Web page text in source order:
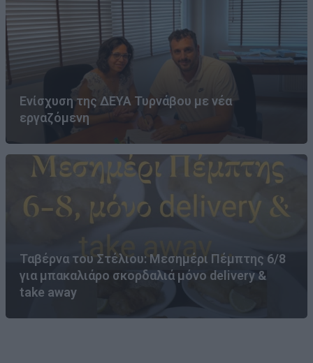
Ενίσχυση της ΔΕΥΑ Τυρνάβου με νέα
εργαζόμενη
Ταβέρνα του Στέλιου: Μεσημέρι Πέμπτης 6/8
για μπακαλιάρο σκορδαλιά μόνο delivery &
take away